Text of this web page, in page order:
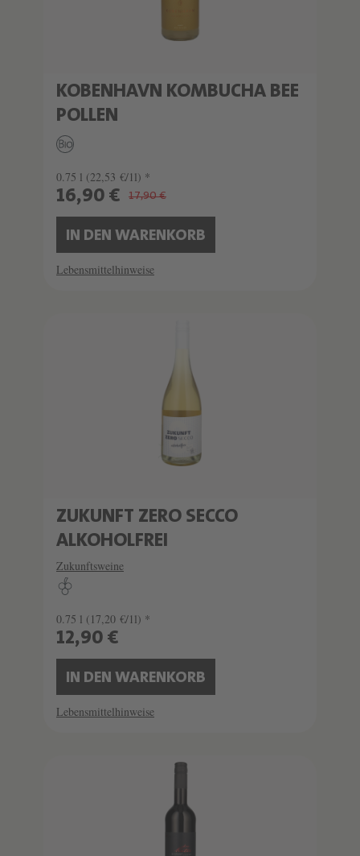
KOBENHAVN KOMBUCHA BEE
POLLEN
0.75 l (22,53 €/1l) *
16,90 € 17,90 €
IN DEN WARENKORB
Lebensmittelhinweise
ZUKUNFT ZERO SECCO
ALKOHOLFREI
Zukunftsweine
0.75 l (17,20 €/1l) *
12,90 €
IN DEN WARENKORB
Lebensmittelhinweise